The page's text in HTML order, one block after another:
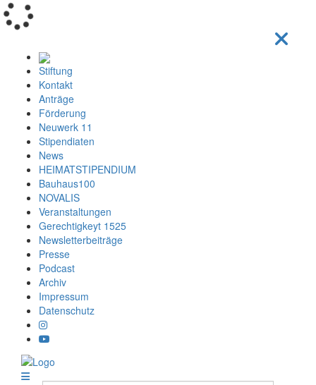
Stiftung
Kontakt
Anträge
Förderung
Neuwerk 11
Stipendiaten
News
HEIMATSTIPENDIUM
Bauhaus100
NOVALIS
Veranstaltungen
Gerechtigkeyt 1525
Newsletterbeiträge
Presse
Podcast
Archiv
Impressum
Datenschutz